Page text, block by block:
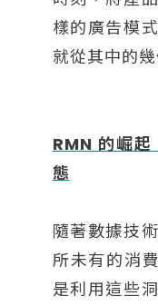
樣的廣告模
就從其中的
RMN 的崛
態
隨著數據技
所未有的消
是利用這些